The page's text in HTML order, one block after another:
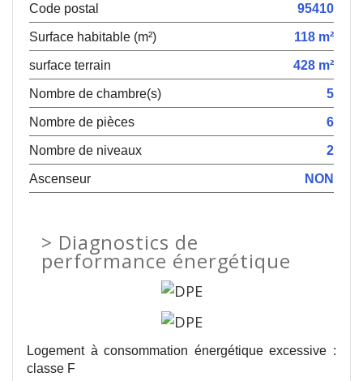
Code postal
95410
Surface habitable (m²)
118 m²
surface terrain
428 m²
Nombre de chambre(s)
5
Nombre de pièces
6
Nombre de niveaux
2
Ascenseur
NON
> Diagnostics de
performance énergétique
Logement à consommation énergétique excessive :
classe F